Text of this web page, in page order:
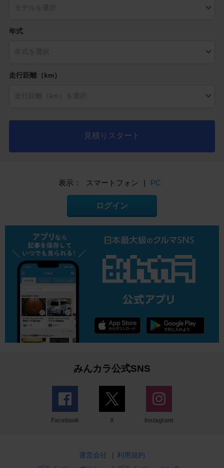
年式
走行距離（km）
見積りスタート
表示： スマートフォン | PC
ログイン
みんカラ公式SNS
Facebook X Instagram
運営会社 | 利用規約